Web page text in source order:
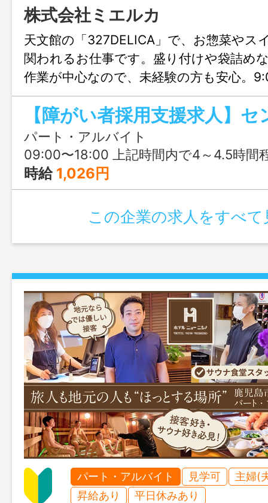
株式会社ミエルカ
天文館の「327DELICA」で、お惣菜やス
関われるお仕事です。盛り付けや袋詰め
作業が中心なので、未経験の方も安心。
で4時間から勤務OKで、自分のペースを
しずつ仕事に慣れていけます。就労支援
です。
パート・アルバイト
09:00〜18:00 上記時間内で4～4.5時間
時給 1,026円
この企業の求人をすべて
パート・アルバイト 見学可
主婦(
昇給あり
平日休みあり